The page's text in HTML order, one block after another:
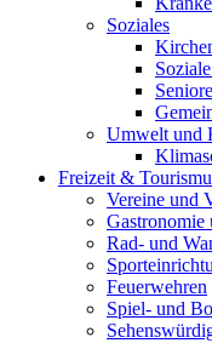
Soziales
Umwelt und
Freizeit &
Vereine und
Gastronomie
Rad- und
Feuerwehren
Spiel- und